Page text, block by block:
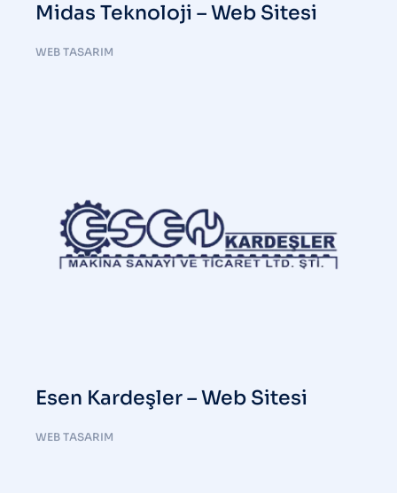
Midas Teknoloji – Web Sitesi
WEB TASARIM
Esen Kardeşler – Web Sitesi
WEB TASARIM